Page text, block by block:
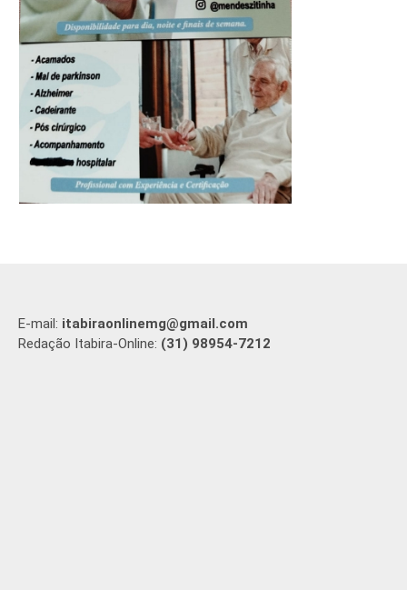
E-mail: itabiraonlinemg@gmail.com
Redação Itabira-Online: (31) 98954-7212